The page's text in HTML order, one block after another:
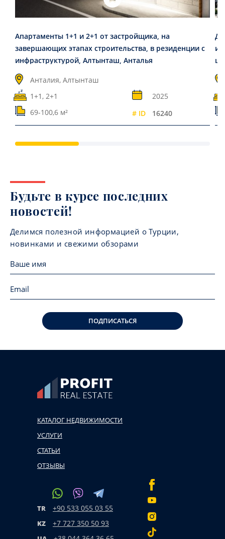
Апартаменты 1+1 и 2+1 от застройщика, на
завершающих этапах строительства, в резиденции с
инфраструктурой, Алтынташ, Анталья
Анталия, Алтынташ
1+1, 2+1
2025
69-100,6 м²
# ID 16240
Будьте в курсе последних
новостей!
Делимся полезной информацией о Турции,
новинками и свежими обзорами
ПОДПИСАТЬСЯ
КАТАЛОГ НЕДВИЖИМОСТИ
УСЛУГИ
СТАТЬИ
ОТЗЫВЫ
TR +90 533 055 03 55
KZ +7 727 350 50 93